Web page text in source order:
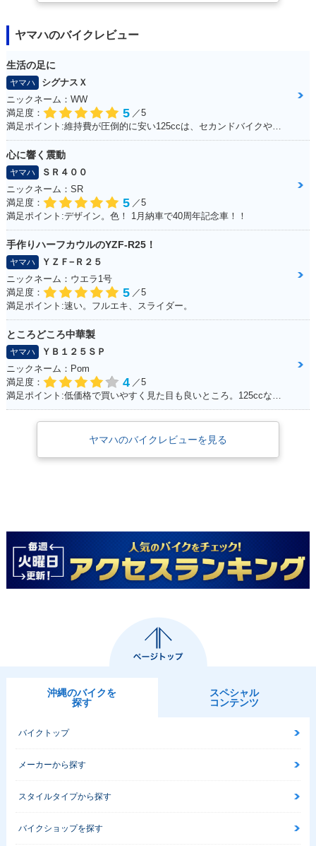
ヤマハのバイクレビュー
生活の足に
ヤマハ
シグナスＸ
ニックネーム：WW
満足度：
5 ／5
満足ポイント:維持費が圧倒的に安い125ccは、セカンドバイクや通勤用としてオススメ。125ccスクーターの中でも、シグナスXの走行性能は力強く、普段の街乗りでは、力不足を感じる事はあまりない。 メットインも半ヘル2つなら余裕で入るので、収納性も抜群。
心に響く震動
ヤマハ
ＳＲ４００
ニックネーム：SR
満足度：
5 ／5
満足ポイント:デザイン。色！ 1月納車で40周年記念車！！
手作りハーフカウルのYZF-R25！
ヤマハ
ＹＺＦ−Ｒ２５
ニックネーム：ウエラ1号
満足度：
5 ／5
満足ポイント:速い。フルエキ、スライダー。
ところどころ中華製
ヤマハ
ＹＢ１２５ＳＰ
ニックネーム：Pom
満足度：
4 ／5
満足ポイント:低価格で買いやすく見た目も良いところ。125ccなので扱いやすい。
ヤマハのバイクレビューを見る
沖縄のバイクを
探す
スペシャル
コンテンツ
バイクトップ
メーカーから探す
スタイルタイプから探す
バイクショップを探す